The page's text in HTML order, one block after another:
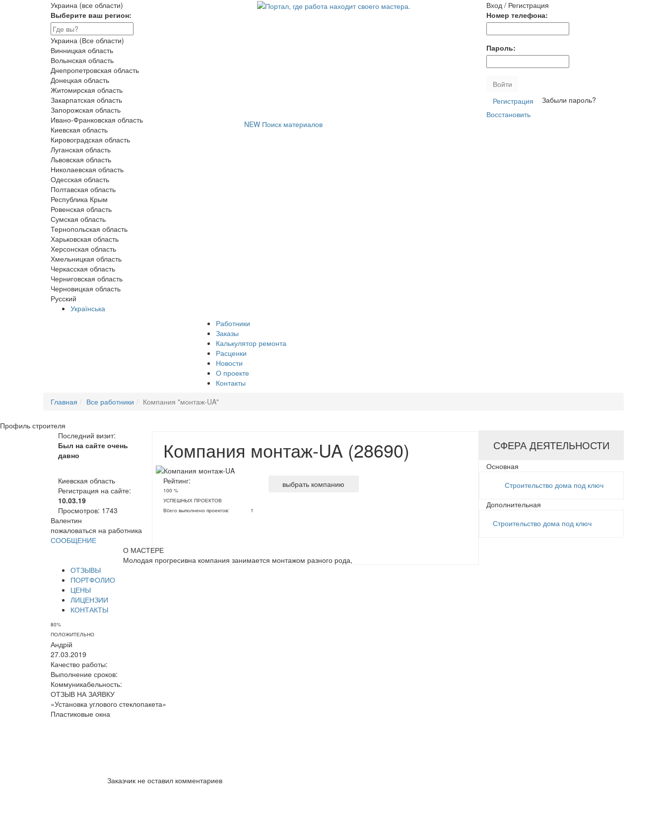
Украина (все области)
Выберите ваш регион:
Украина (Все области)
Винницкая область
Волынская область
Днепропетровская область
Донецкая область
Житомирская область
Закарпатская область
Запорожская область
Ивано-Франковская область
Киевская область
Кировоградская область
Луганская область
Львовская область
Николаевская область
Одесская область
Полтавская область
Республика Крым
Ровенская область
Сумская область
Тернопольская область
Харьковская область
Херсонская область
Хмельницкая область
Черкасская область
Черниговская область
Черновицкая область
Русский
Українська
Вход / Регистрация
Номер телефона:
Пароль:
Войти
Регистрация
Забыли пароль?
Восстановить
NEW Поиск материалов
Работники
Заказы
Калькулятор ремонта
Расценки
Новости
О проекте
Контакты
Главная
Все работники Компания "монтаж-UA"
Профиль строителя
Последний визит:
Был на сайте очень
давно
Компания монтаж-UA (28690)
Киевская область
Регистрация на сайте:
10.03.19
Просмотров: 1743
Рейтинг:
100 %
УСПЕШНЫХ ПРОЕКТОВ
Вcего выполнено проектов:
1
выбрать компанию
Валентин
пожаловаться на работника
СООБЩЕНИЕ
О МАСТЕРЕ
Молодая прогресивна компания занимается монтажом разного рода,
СФЕРА ДЕЯТЕЛЬНОСТИ
Основная
Строительство дома под ключ
Дополнительная
Строительство дома под ключ
ОТЗЫВЫ
ПОРТФОЛИО
ЦЕНЫ
ЛИЦЕНЗИИ
КОНТАКТЫ
80%
ПОЛОЖИТЕЛЬНО
Андрій
27.03.2019
Качество работы:
Выполнение сроков:
Коммуникабельность:
ОТЗЫВ НА ЗАЯВКУ
«Установка углового стеклопакета»
Пластиковые окна
Заказчик не оставил комментариев